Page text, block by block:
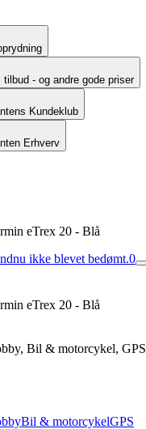
tilbud - og andre gode priser
Kundeklub
Erhverv
eTrex 20 - Blå
ikke blevet bedømt.0
eTrex 20 - Blå
Bil & motorcykel, GPS
Bil & motorcykelGPS